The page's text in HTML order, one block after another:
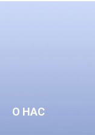
О НАС